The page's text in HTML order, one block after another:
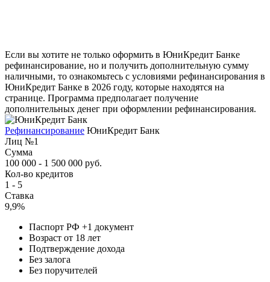
Если вы хотите не только оформить в ЮниКредит Банке
рефинансирование, но и получить дополнительную сумму
наличными, то ознакомьтесь с условиями рефинансирования в
ЮниКредит Банке в 2026 году, которые находятся на
странице. Программа предполагает получение
дополнительных денег при оформлении рефинансирования.
Рефинансирование ЮниКредит Банк
Лиц №1
Сумма
100 000 - 1 500 000 руб.
Кол-во кредитов
1 - 5
Ставка
9,9%
Паспорт РФ +1 документ
Возраст от 18 лет
Подтверждение дохода
Без залога
Без поручителей